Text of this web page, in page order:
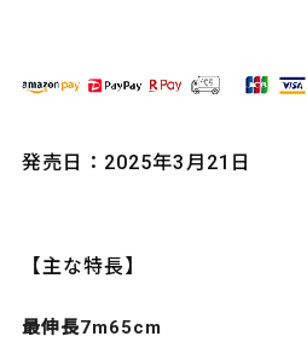
発売日：2025年3月21日
【主な特長】
最伸長7m65cm